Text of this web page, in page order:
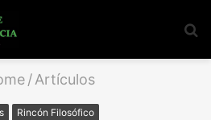
/Artículos
Rincón Filosófico